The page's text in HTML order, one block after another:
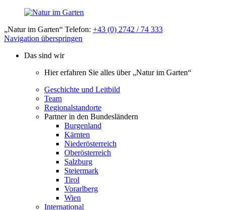
„Natur im Garten“ Telefon: +43 (0) 2742 / 74 333
Navigation überspringen
Das sind wir
Hier erfahren Sie alles über „Natur im Garten“
Geschichte und Leitbild
Team
Regionalstandorte
Partner in den Bundesländern
Burgenland
Kärnten
Niederösterreich
Oberösterreich
Salzburg
Steiermark
Tirol
Vorarlberg
Wien
International